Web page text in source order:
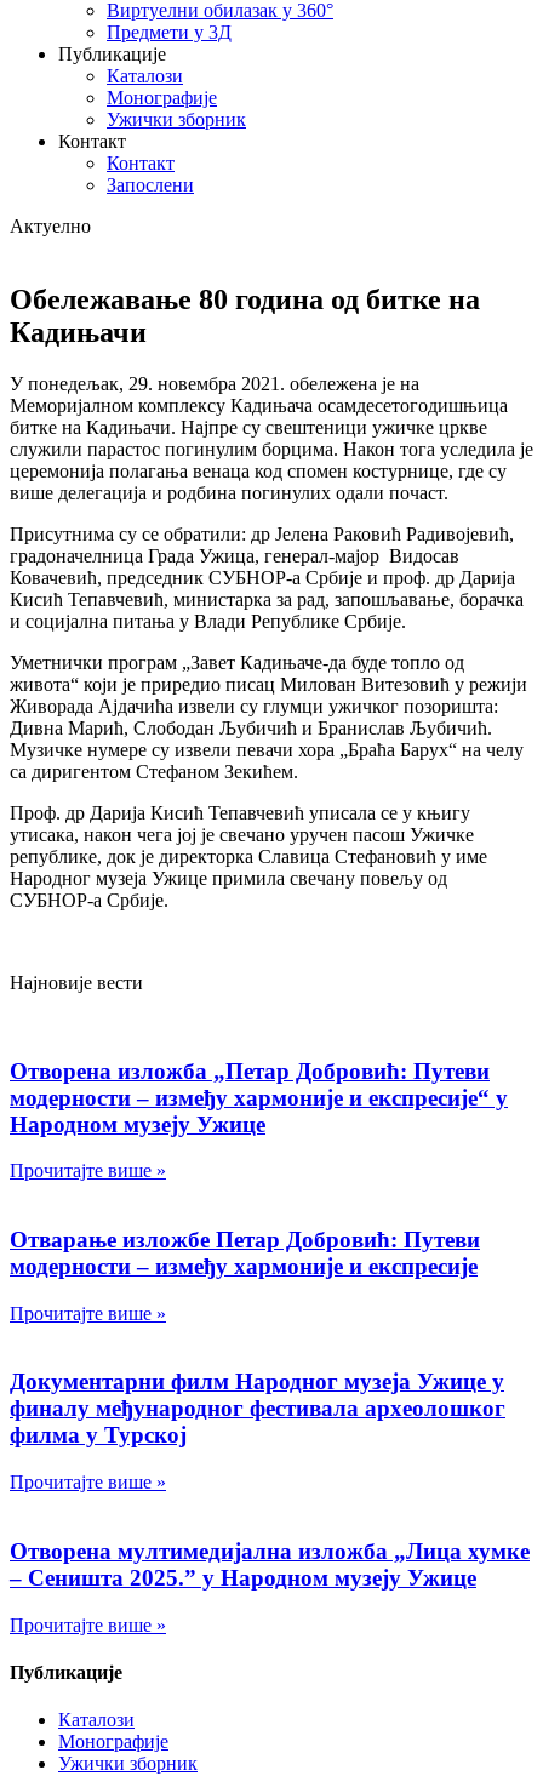
Виртуелни обилазак у 360°
Предмети у 3Д
Публикације
Каталози
Монографије
Ужички зборник
Контакт
Контакт
Запослени
Актуелно
Обележавање 80 година од битке на
Кадињачи
У понедељак, 29. новембра 2021. обележена је на
Меморијалном комплексу Кадињача осамдесетогодишњица
битке на Кадињачи. Најпре су свештеници ужичке цркве
служили парастос погинулим борцима. Након тога уследила је
церемонија полагања венаца код спомен костурнице, где су
више делегација и родбина погинулих одали почаст.
Присутнима су се обратили: др Јелена Раковић Радивојевић,
градоначелница Града Ужица, генерал-мајор Видосав
Ковачевић, председник СУБНОР-а Србије и проф. др Дарија
Кисић Тепавчевић, министарка за рад, запошљавање, борачка
и социјална питања у Влади Републике Србије.
Уметнички програм „Завет Кадињаче-да буде топло од
живота“ који је приредио писац Милован Витезовић у режији
Живорада Ајдачића извели су глумци ужичког позоришта:
Дивна Марић, Слободан Љубичић и Бранислав Љубичић.
Музичке нумере су извели певачи хора „Браћа Барух“ на челу
са диригентом Стефаном Зекићем.
Проф. др Дарија Кисић Тепавчевић уписала се у књигу
утисака, након чега јој је свечано уручен пасош Ужичке
републике, док је директорка Славица Стефановић у име
Народног музеја Ужице примила свечану повељу од
СУБНОР-а Србије.
Најновије вести
Отворена изложба „Петар Добровић: Путеви
модерности – између хармоније и експресије“ у
Народном музеју Ужице
Прочитајте више »
Отварање изложбе Петар Добровић: Путеви
модерности – између хармоније и експресије
Прочитајте више »
Документарни филм Народног музеја Ужице у
финалу међународног фестивала археолошког
филма у Турској
Прочитајте више »
Отворена мултимедијална изложба „Лица хумке
– Сеништа 2025.” у Народном музеју Ужице
Прочитајте више »
Публикације
Каталози
Монографије
Ужички зборник